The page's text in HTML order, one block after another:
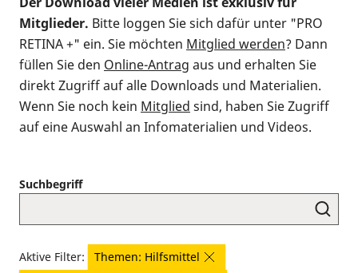
Mitglieder. Bitte loggen Sie sich dafür unter "PRO
RETINA +" ein. Sie möchten Mitglied werden? Dann
füllen Sie den Online-Antrag aus und erhalten Sie
direkt Zugriff auf alle Downloads und Materialien.
Wenn Sie noch kein Mitglied sind, haben Sie Zugriff
auf eine Auswahl an Infomaterialien und Videos.
Suchbegriff
Aktive Filter:
Themen: Hilfsmittel